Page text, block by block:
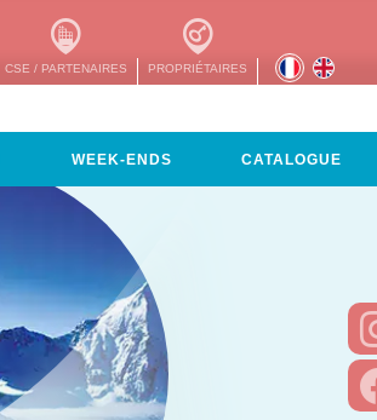
CSE / PARTENAIRES PROPRIÉTAIRES
WEEK-ENDS CATALOGUE